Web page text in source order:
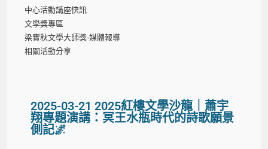
中心活動講座快訊
文學獎專區
梁實秋文學大師獎-媒體報導
相關活動分享
2025-03-21 2025紅樓文學沙龍｜蕭宇
翔專題演講：冥王水瓶時代的詩歌願景
側記🌌